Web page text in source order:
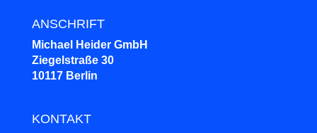
ANSCHRIFT
Michael Heider GmbH
Ziegelstraße 30
10117 Berlin
KONTAKT